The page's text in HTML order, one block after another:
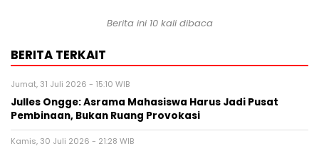
Berita ini 10 kali dibaca
BERITA TERKAIT
Jumat, 31 Juli 2026 - 15:10 WIB
Julles Ongge: Asrama Mahasiswa Harus Jadi Pusat
Pembinaan, Bukan Ruang Provokasi
Kamis, 30 Juli 2026 - 21:28 WIB